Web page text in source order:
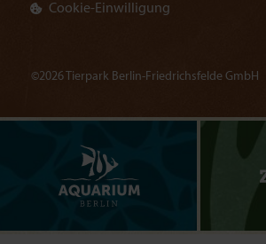
Cookie-Einwilligung
©2026 Tierpark Berlin-Friedrichsfelde GmbH